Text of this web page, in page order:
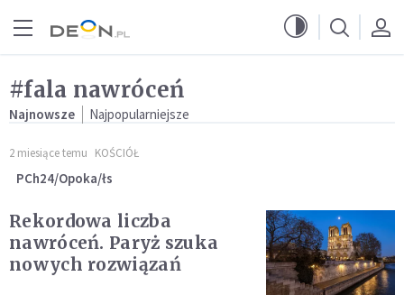
#fala nawróceń
Najnowsze Najpopularniejsze
2 miesiące temu KOŚCIÓŁ
PCh24/Opoka/łs
Rekordowa liczba
nawróceń. Paryż szuka
nowych rozwiązań